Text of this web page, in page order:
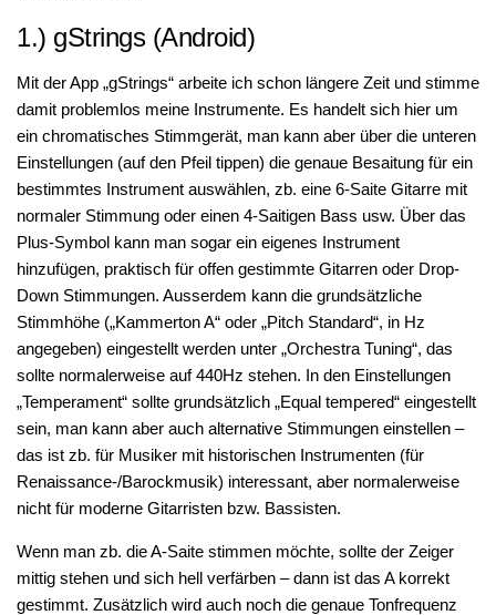
1.) gStrings (Android)
Mit der App „gStrings“ arbeite ich schon längere Zeit und stimme
damit problemlos meine Instrumente. Es handelt sich hier um
ein chromatisches Stimmgerät, man kann aber über die unteren
Einstellungen (auf den Pfeil tippen) die genaue Besaitung für ein
bestimmtes Instrument auswählen, zb. eine 6-Saite Gitarre mit
normaler Stimmung oder einen 4-Saitigen Bass usw. Über das
Plus-Symbol kann man sogar ein eigenes Instrument
hinzufügen, praktisch für offen gestimmte Gitarren oder Drop-
Down Stimmungen. Ausserdem kann die grundsätzliche
Stimmhöhe („Kammerton A“ oder „Pitch Standard“, in Hz
angegeben) eingestellt werden unter „Orchestra Tuning“, das
sollte normalerweise auf 440Hz stehen. In den Einstellungen
„Temperament“ sollte grundsätzlich „Equal tempered“ eingestellt
sein, man kann aber auch alternative Stimmungen einstellen –
das ist zb. für Musiker mit historischen Instrumenten (für
Renaissance-/Barockmusik) interessant, aber normalerweise
nicht für moderne Gitarristen bzw. Bassisten.
Wenn man zb. die A-Saite stimmen möchte, sollte der Zeiger
mittig stehen und sich hell verfärben – dann ist das A korrekt
gestimmt. Zusätzlich wird auch noch die genaue Tonfrequenz